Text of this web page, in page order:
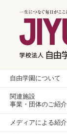
自由学園について
関連施設
事業・団体のご紹介
メディアによる紹介